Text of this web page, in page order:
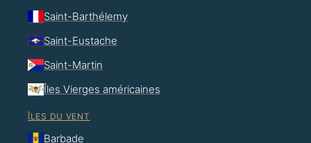
Saint-Barthélemy
Saint-Eustache
Saint-Martin
Îles Vierges américaines
ÎLES DU VENT
Barbade